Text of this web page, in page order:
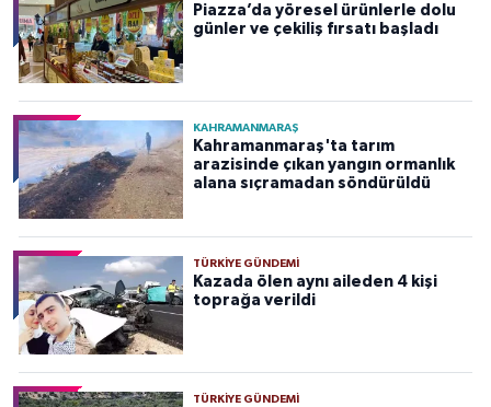
Piazza’da yöresel ürünlerle dolu
günler ve çekiliş fırsatı başladı
KAHRAMANMARAŞ
Kahramanmaraş'ta tarım
arazisinde çıkan yangın ormanlık
alana sıçramadan söndürüldü
TÜRKIYE GÜNDEMI
Kazada ölen aynı aileden 4 kişi
toprağa verildi
TÜRKIYE GÜNDEMI